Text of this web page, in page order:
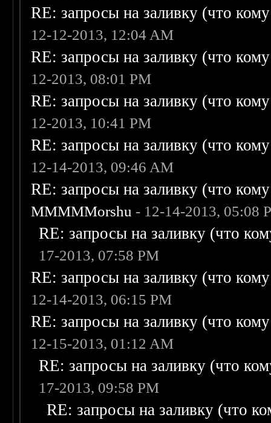
RE: запросы на заливку (что
12-12-2013, 12:04 AM
RE: запросы на заливку (что
12-2013, 08:01 PM
RE: запросы на заливку (что
12-2013, 10:41 PM
RE: запросы на заливку (что
12-14-2013, 09:46 AM
RE: запросы на заливку (что
MMMMMorshu - 12-14-2013, 05:08
RE: запросы на заливку (что
17-2013, 07:58 PM
RE: запросы на заливку (что
12-14-2013, 06:15 PM
RE: запросы на заливку (что
12-15-2013, 01:12 AM
RE: запросы на заливку (что
17-2013, 09:58 PM
RE: запросы на заливку (что